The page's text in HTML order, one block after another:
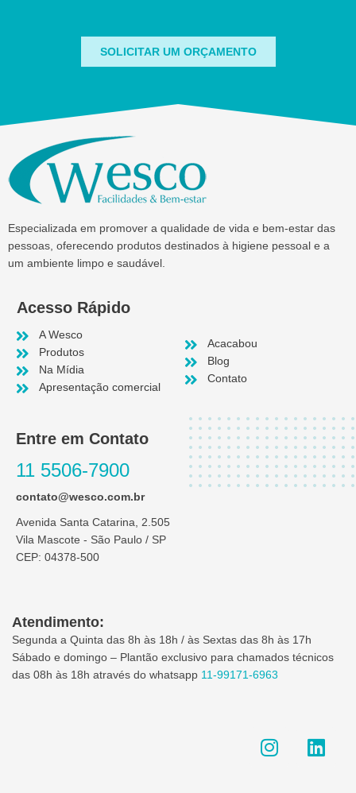
SOLICITAR UM ORÇAMENTO
Especializada em promover a qualidade de vida e bem-estar das
pessoas, oferecendo produtos destinados à higiene pessoal e a
um ambiente limpo e saudável.
Acesso Rápido
A Wesco
Produtos
Na Mídia
Apresentação comercial
Acacabou
Blog
Contato
Entre em Contato
11 5506-7900
contato@wesco.com.br
Avenida Santa Catarina, 2.505
Vila Mascote - São Paulo / SP
CEP: 04378-500
Atendimento:
Segunda a Quinta das 8h às 18h / às Sextas das 8h às 17h
Sábado e domingo – Plantão exclusivo para chamados técnicos
das 08h às 18h através do whatsapp 11-99171-6963
n i